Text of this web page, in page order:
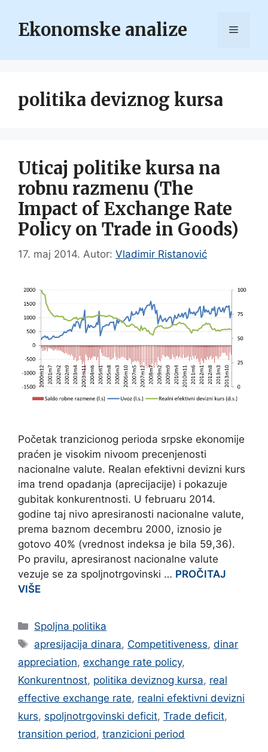
contentEkonomske analize Menu
politika deviznog kursa
Uticaj politike kursa na
robnu razmenu (The
Impact of Exchange Rate
Policy on Trade in Goods)
17. maj 2014. Autor: Vladimir Ristanović
Početak tranzicionog perioda srpske ekonomije
praćen je visokim nivoom precenjenosti
nacionalne valute. Realan efektivni devizni kurs
ima trend opadanja (aprecijacije) i pokazuje
gubitak konkurentnosti. U februaru 2014.
godine taj nivo apresiranosti nacionalne valute,
prema baznom decembru 2000, iznosio je
gotovo 40% (vrednost indeksa je bila 59,36).
Po pravilu, apresiranost nacionalne valute
vezuje se za spoljnotrgovinski … PROČITAJ
VIŠE
Categories
Spoljna politika
Tags
apresijacija dinara, Competitiveness,dinar
appreciation, exchange rate policy,
Konkurentnost, politika deviznog kursa, real
effective exchange rate, realni efektivni devizni
kurs, spoljnotrgovinski deficit, Trade deficit,
transition period, tranzicioni period